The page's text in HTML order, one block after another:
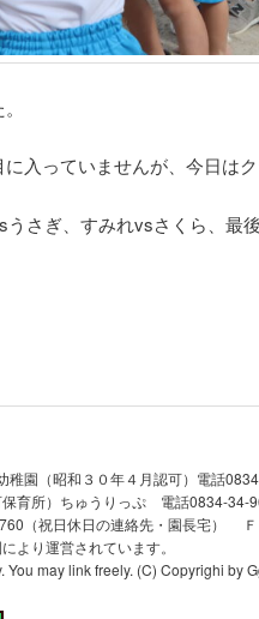
入っていませんが、今日はク
さぎ、すみれvsさくら、最
稚園（昭和３０年４月認可）電話
育所）ちゅうりっぷ 電話0834-34-
（祝日休日の連絡先・園長宅）
より運営されています。
You may link freely. (C) Copyrighi by